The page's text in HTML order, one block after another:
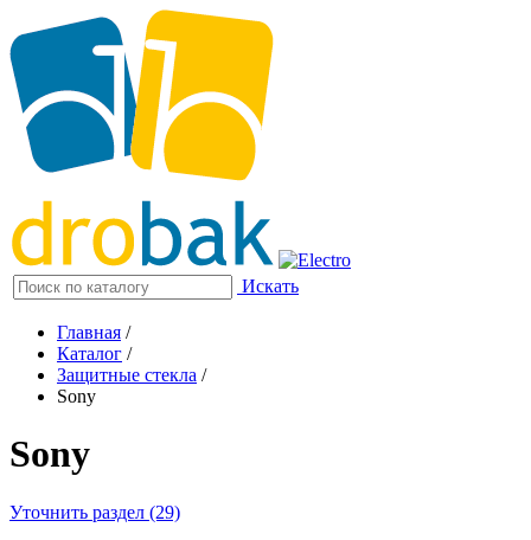
Искать
Главная /
Каталог /
Защитные стекла /
Sony
Sony
Уточнить раздел (29)